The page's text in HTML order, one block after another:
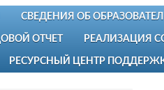
СВЕДЕНИЯ ОБ
ОТЧЕТ РЕАЛИЗАЦИЯ
РЕСУРСНЫЙ ЦЕНТР